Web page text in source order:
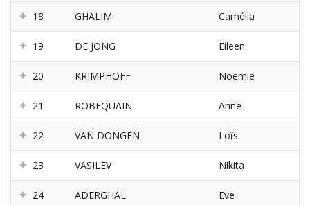
18 GHALIM Camélia
19 DE JONG Eileen
20 KRIMPHOFF Noemie
21 ROBEQUAIN Anne
22 VAN DONGEN Loïs
23 VASILEV Nikita
24 ADERGHAL Eve